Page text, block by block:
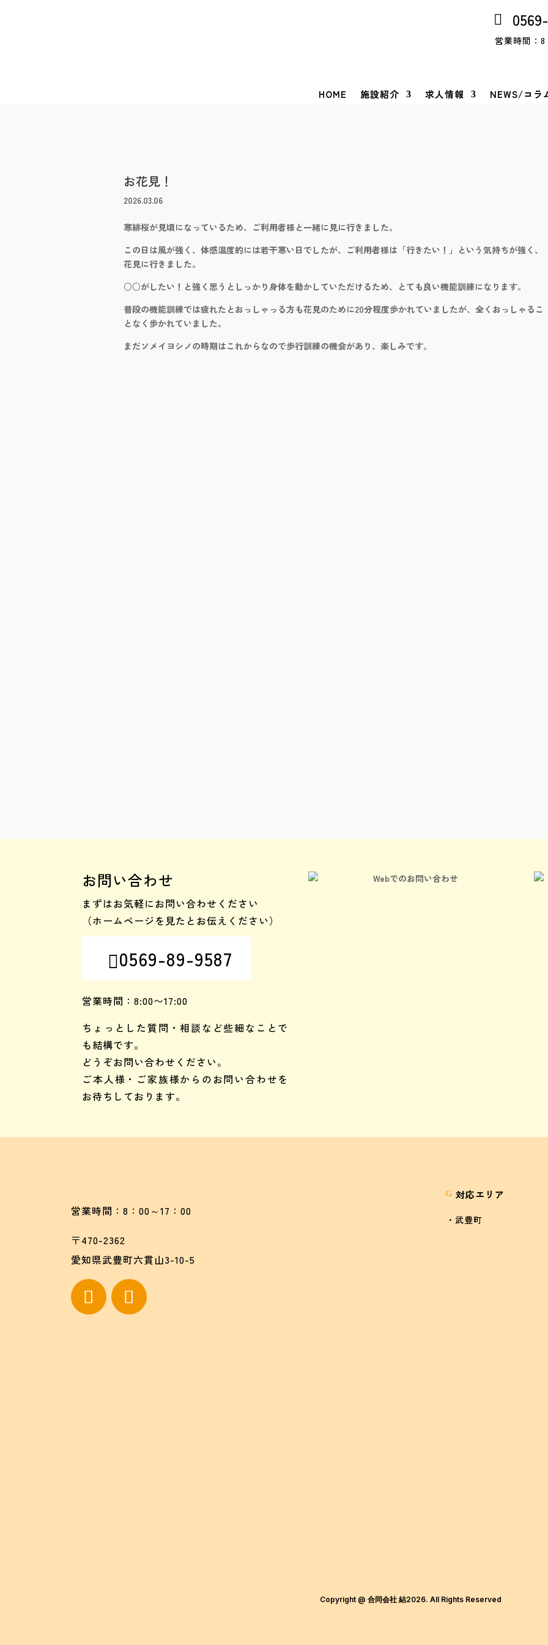
営業時間：8
HOME 施設紹介 求人情報 NEWS/コラ
お花見！
2026.03.06
寒緋桜が見頃になっているため、ご利用者様と一緒に見に行きました。
この日は風が強く、体感温度的には若干寒い日でしたが、ご利用者様は「行きたい！」という気持ちが強く、
花見に行きました。
○○がしたい！と強く思うとしっかり身体を動かしていただけるため、とても良い機能訓練になります。
普段の機能訓練では疲れたとおっしゃっる方も花見のために20分程度歩かれていましたが、全くおっしゃるこ
となく歩かれていました。
まだソメイヨシノの時期はこれからなので歩行訓練の機会があり、楽しみです。
お問い合わせ
まずはお気軽にお問い合わせください
（ホームページを見たとお伝えください）
0569-89-9587
営業時間：8:00〜17:00
ちょっとした質問・相談など些細なことで
も結構です。
どうぞお問い合わせください。
ご本人様・ご家族様からのお問い合わせを
お待ちしております。
営業時間：8：00～17：00
〒470-2362
愛知県武豊町六貫山3-10-5
G 対応エリア
・武豊町
Copyright @ 合同会社 結2026. All Rights Reserved